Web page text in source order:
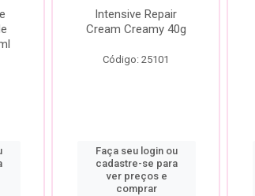
Intensive Repair
Cream Creamy 40g
Código: 25101
Faça seu login ou
cadastre-se para
ver preços e
comprar